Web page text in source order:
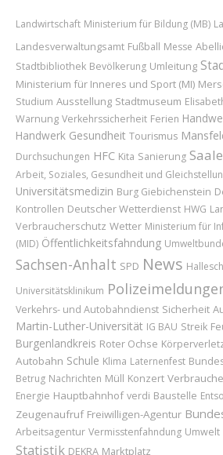
Landwirtschaft Ministerium für Bildung (MB)
Landesverwaltungsamt Fußball Messe
Stadtbibliothek Bevölkerung Umleitung
Ministerium für Inneres und Sport (MI)
Studium Ausstellung Stadtmuseum
Warnung Verkehrssicherheit Ferien
Handwerk Gesundheit Tourismus
Durchsuchungen HFC Kita Sanierung
Arbeit, Soziales, Gesundheit und
Universitätsmedizin Burg Giebichenstein
Kontrollen Deutscher Wetterdienst HWG
Verbraucherschutz Wetter Ministerium für
(MID) Öffentlichkeitsfahndung
Sachsen-Anhalt SPD News
Universitätsklinikum
Verkehrs- und Autobahndienst Sicherheit
Martin-Luther-Universität IG BAU Streik
Burgenlandkreis Roter Ochse
Autobahn Schule Klima Laternenfest
Betrug Nachrichten Müll Konzert
Energie Hauptbahnhof verdi Baustelle
Zeugenaufruf Freiwilligen-Agentur
Arbeitsagentur Vermisstenfahndung Umwelt
Statistik DEKRA Marktplatz